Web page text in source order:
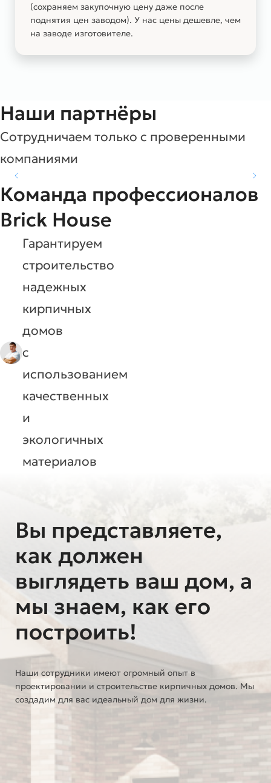
(сохраняем закупочную цену даже после
поднятия цен заводом). У нас цены дешевле, чем
на заводе изготовителе.
Наши партнёры
Сотрудничаем только с проверенными
компаниями
Команда профессионалов
Brick House
Гарантируем
строительство
надежных
кирпичных
домов
с
использованием
качественных
и
экологичных
материалов
Вы представляете,
как должен
выглядеть ваш дом, а
мы знаем, как его
построить!
Наши сотрудники имеют огромный опыт в
проектировании и строительстве кирпичных домов. Мы
создадим для вас идеальный дом для жизни.